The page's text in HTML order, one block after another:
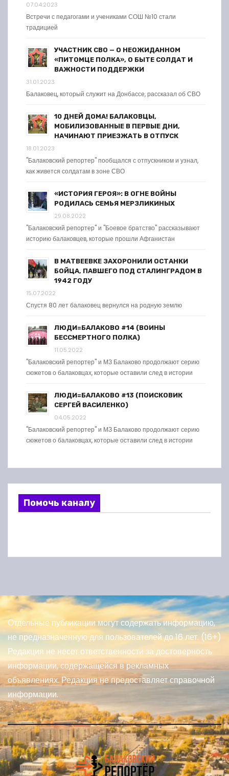
07.04.2023
Встречи с педагогами и учениками СОШ №10 стали
традицией
УЧАСТНИК СВО — О НЕОЖИДАННОМ
«ПИТОМЦЕ ПОЛКА», О БЫТЕ СОЛДАТ И
ВАЖНОСТИ ПОДДЕРЖКИ
31.01.2023
Балаковец, который служит на Донбассе, рассказал об СВО
10 ДНЕЙ ДОМА! БАЛАКОВЦЫ,
МОБИЛИЗОВАННЫЕ В ПЕРВЫЕ ДНИ,
НАЧИНАЮТ ПРИЕЗЖАТЬ В ОТПУСК
18.01.2023
"Балаковский репортер" пообщался с отпускником и узнал,
как живется солдатам в зоне СВО
«ИСТОРИЯ ГЕРОЯ»: В ОГНЕ ВОЙНЫ
РОДИЛАСЬ СЕМЬЯ МЕРЗЛИКИНЫХ
29.08.2022
"Балаковский репортер" и "Боевое братство" рассказывают
историю балаковцев, которые прошли Афганистан
В МАТВЕЕВКЕ ЗАХОРОНИЛИ ОСТАНКИ
БОЙЦА, ПАВШЕГО ПОД СТАЛИНГРАДОМ В
1942 ГОДУ
15.07.2022
Спустя 80 лет балаковец вернулся на родную землю
ЛЮДИ=БАЛАКОВО #14 (ВОИНЫ
БЕССМЕРТНОГО ПОЛКА)
11.05.2022
"Балаковский репортер" и МЗ Балаково продолжают серию
сюжетов о балаковцах, которые оставили след в истории
ЛЮДИ=БАЛАКОВО #13 (ПОИСКОВИК
СЕРГЕЙ ВАСИЛЕНКО)
04.05.2022
"Балаковский репортер" и МЗ Балаково продолжают серию
сюжетов о балаковцах, которые оставили след в истории
Помочь каналу
Отдельные публикации могут содержать информацию,
не предназначенную для пользователей до 16 лет. (16+)
Редакция не несет ответственности за достоверность
информации, содержащейся в рекламных
объявлениях. Редакция не предоставляет справочной
информации.